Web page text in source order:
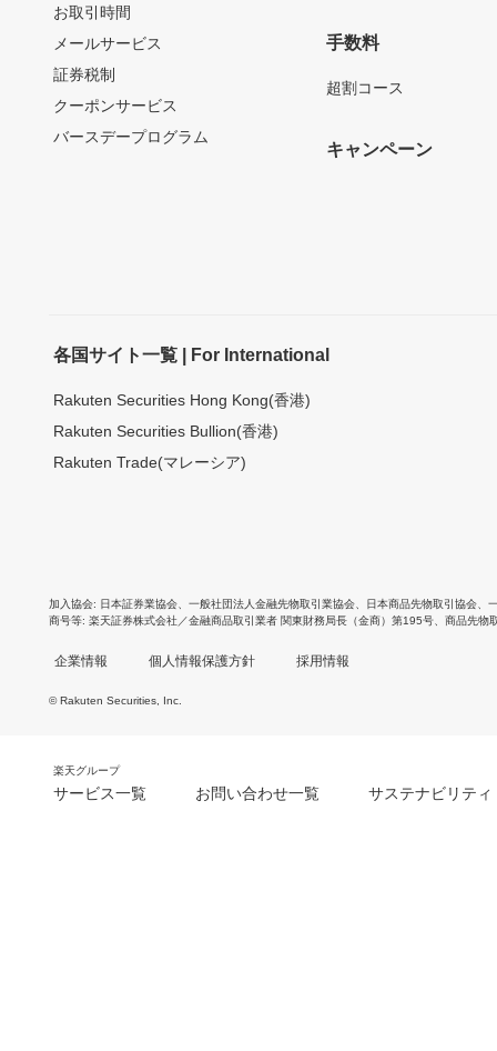
お取引時間
メールサービス
証券税制
クーポンサービス
バースデープログラム
手数料
超割コース
キャンペーン
各国サイト一覧 | For International
Rakuten Securities Hong Kong(香港)
Rakuten Securities Bullion(香港)
Rakuten Trade(マレーシア)
加入協会 日本証券業協会 一般社団法人金融先物取引業協会 日本商品先物取引協会
商号等 楽天証券株式会社／金融商品取引業者 関東財務局長（金商）第195号、商品先物
企業情報 個人情報保護方針 採用情報
© Rakuten Securities, Inc.
楽天グループ
サービス一覧 お問い合わせ一覧 サステナビリティ